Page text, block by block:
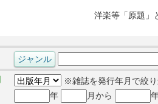
洋楽等「原題」
※雑誌を発行年月で絞り
年
月から